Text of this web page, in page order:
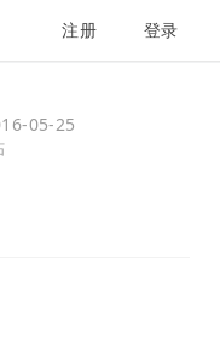
注册 登录
05-25